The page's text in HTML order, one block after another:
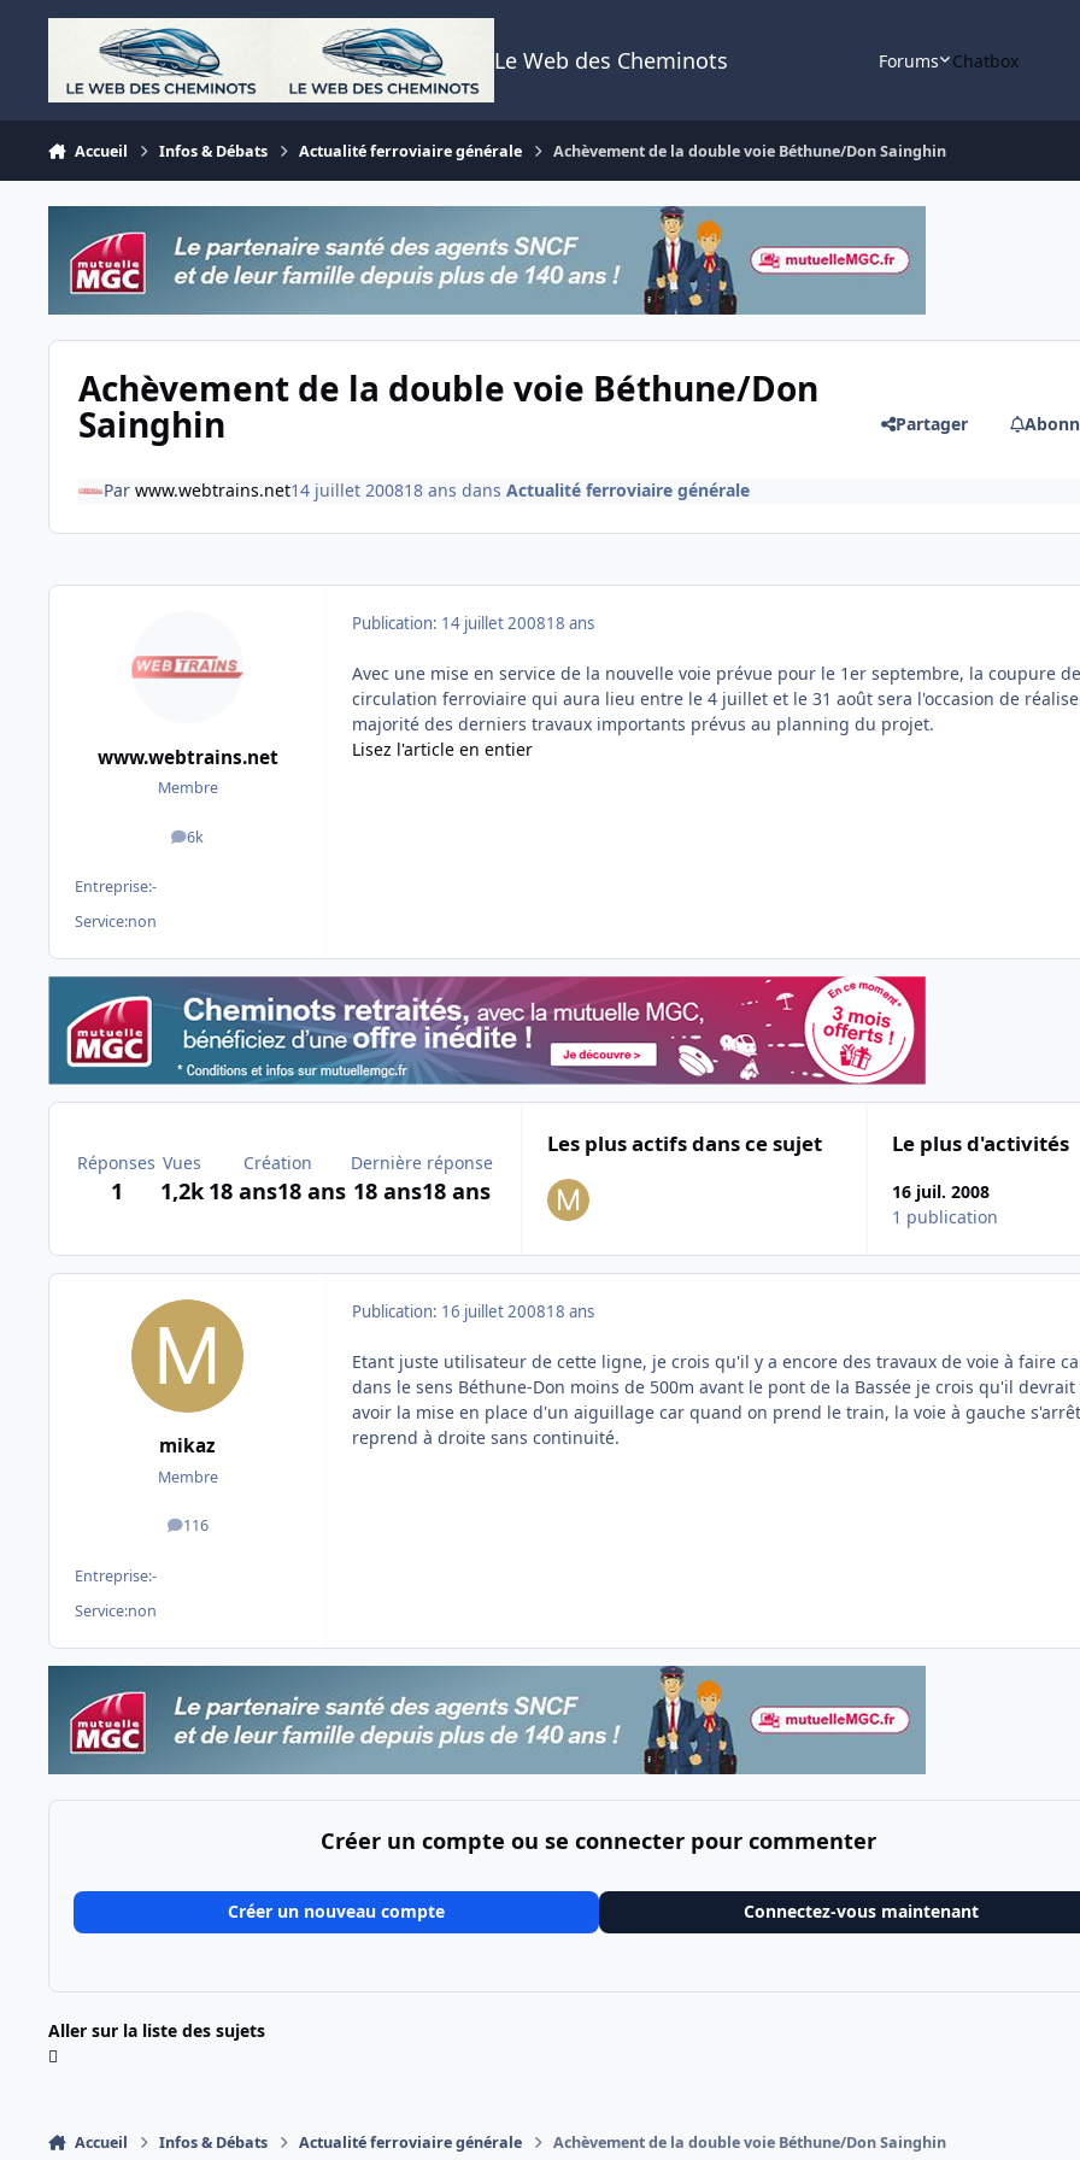
Aller au contenu
Le Web des Cheminots Forums Chatbox
Accueil Infos & Débats Actualité ferroviaire générale Achèvement de la double voie Béthune/Don Sainghin
Achèvement de la double voie Béthune/Don
Sainghin Partager
Par www.webtrains.net14 juillet 200818 ans dans Actualité ferroviaire générale
www.webtrains.net
Membre
6k
messages
Entreprise:-
Service:non
Publication: 14 juillet 200818 ans
Avec une mise en service de la nouvelle voie prévue pour le 1er septembre, la coupure de
circulation ferroviaire qui aura lieu entre le 4 juillet et le 31 août sera l'occasion de
majorité des derniers travaux importants prévus au planning du projet.
Lisez l'article en entier
Réponses
1
Vues
1,2k
Création
18 ans18 ans
Dernière réponse
18 ans18 ans
Les plus actifs dans ce sujet Le plus d'activités
16 juil. 2008
1 publication
mikaz
Membre
116
messages
Entreprise:-
Service:non
Publication: 16 juillet 200818 ans
Etant juste utilisateur de cette ligne, je crois qu'il y a encore des travaux de voie à faire
dans le sens Béthune-Don moins de 500m avant le pont de la Bassée je crois qu'il devrait
avoir la mise en place d'un aiguillage car quand on prend le train, la voie à gauche
reprend à droite sans continuité.
Créer un compte ou se connecter pour commenter
Créer un nouveau compte Connectez-vous maintenant
Aller sur la liste des sujets
Accueil Infos & Débats Actualité ferroviaire générale Achèvement de la double voie Béthune/Don Sainghin